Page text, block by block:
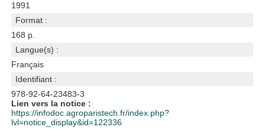
1991
Format :
168 p.
Langue(s) :
Français
Identifiant :
978-92-64-23483-3
Lien vers la notice :
https://infodoc.agroparistech.fr/index.php?
lvl=notice_display&id=122336